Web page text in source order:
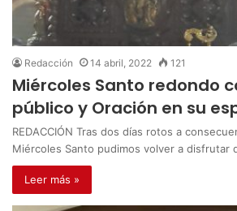
Redacción 14 abril, 2022 121
Miércoles Santo redondo
público y Oración en su
REDACCIÓN Tras dos días rotos a
Miércoles Santo pudimos volver a disfrutar
Leer más »